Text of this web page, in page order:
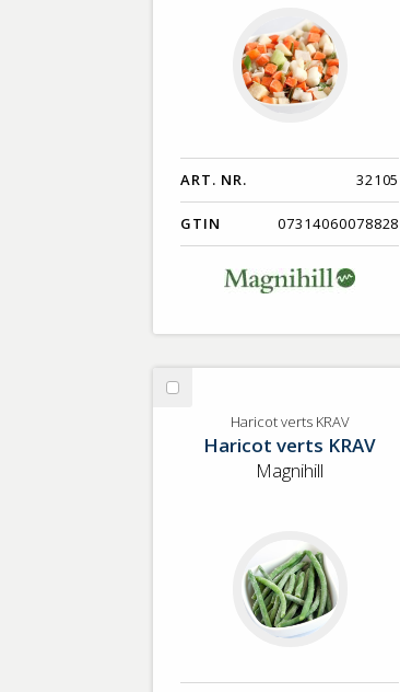
ART. NR. 32105
GTIN 07314060078828
Välj
verts
Haricot verts KRAV
Haricot verts KRAV
Magnihill